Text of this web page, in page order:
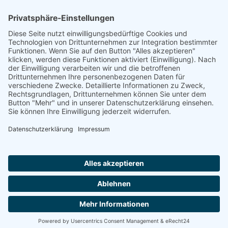
Drancy, Sammellager
Auschwitz, Vernichtungslager